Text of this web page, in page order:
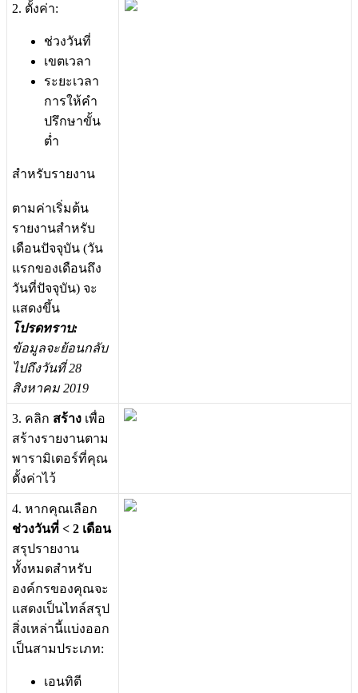
2. ตงคา:
ชวงวนท
เขตเวลา
ระยะเวลา
การใหค
ปรกษาขน
ต
สหรบรายงาน
ตามคาเรมตน
รายงานสหรบ
เดอนปจจบน (วน
แรกของเดอนถง
วนทปจจบน) จะ
แสดงขน
โปรดทราบ:
ขอมลจะยอนกลบ
ไปถงวนท 28
สงหาคม 2019
3. คลก สราง เพอ
สรางรายงานตาม
พารามเตอรทคณ
ตงคาไว
4. หากคณเลอก
ชวงวนท < 2 เดอน
สรปรายงาน
ทงหมดสหรบ
องคกรของคณจะ
แสดงเปนไทลสรป
สงเหลานแบงออก
เปนสามประเภท:
เอนทต